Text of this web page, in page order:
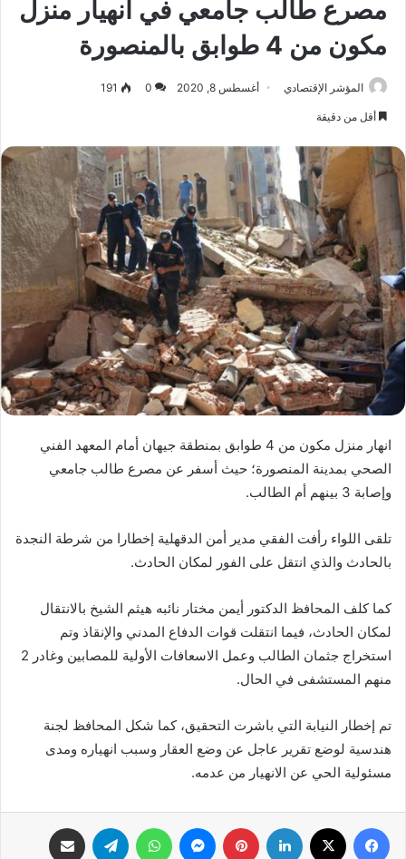
مصرع طالب جامعي في انهيار منزل
مكون من 4 طوابق بالمنصورة
المؤشر الإقتصادي أغسطس 8, 2020 0
191
أقل من دقيقة
انهار منزل مكون من 4 طوابق بمنطقة جيهان أمام المعهد الفني
الصحي بمدينة المنصورة؛ حيث أسفر عن مصرع طالب جامعي
وإصابة 3 بينهم أم الطالب.
تلقى اللواء رأفت الفقي مدير أمن الدقهلية إخطارا من شرطة النجدة
بالحادث والذي انتقل على الفور لمكان الحادث.
كما كلف المحافظ الدكتور أيمن مختار نائبه هيثم الشيخ بالانتقال
لمكان الحادث، فيما انتقلت قوات الدفاع المدني والإنقاذ وتم
استخراج جثمان الطالب وعمل الاسعافات الأولية للمصابين وغادر 2
منهم المستشفى في الحال.
تم إخطار النيابة التي باشرت التحقيق، كما شكل المحافظ لجنة
هندسية لوضع تقرير عاجل عن وضع العقار وسبب انهياره ومدى
مسئولية الحي عن الانهيار من عدمه.
فيسبوك لينكدإن بينتيريست ماسنجر واتساب تيلقرام